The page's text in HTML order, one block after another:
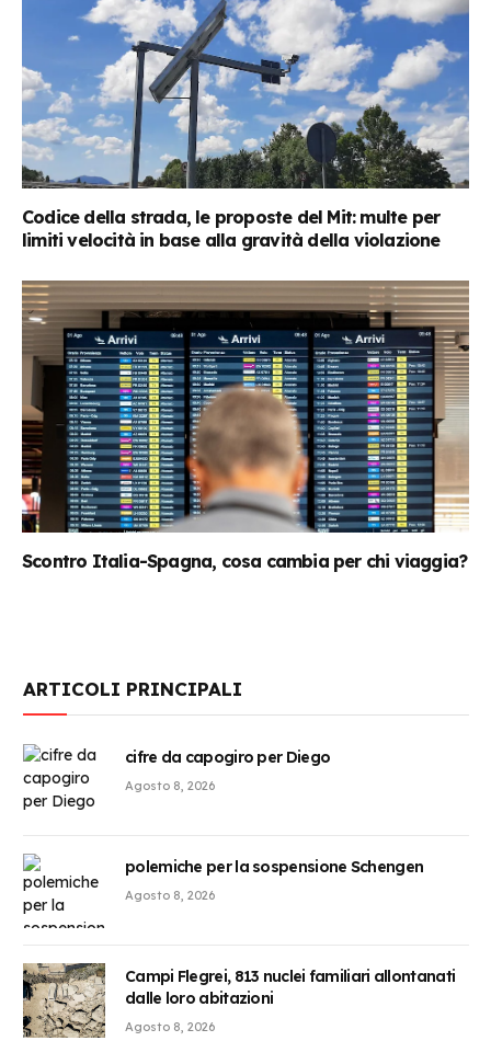
Codice della strada, le proposte del Mit: multe per
limiti velocità in base alla gravità della violazione
Scontro Italia-Spagna, cosa cambia per chi viaggia?
ARTICOLI PRINCIPALI
cifre da capogiro per Diego
Agosto 8, 2026
polemiche per la sospensione Schengen
Agosto 8, 2026
Campi Flegrei, 813 nuclei familiari allontanati
dalle loro abitazioni
Agosto 8, 2026